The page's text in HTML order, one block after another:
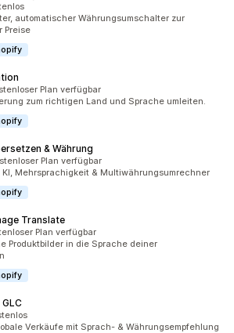
insgesamt
automatischer Währungsumschalter zur
Preise
insgesamtPlan verfügbar
zum richtigen Land und Sprache umleiten.
& Währung
insgesamtPlan verfügbar
KI, Mehrsprachigkeit & Multiwährungsumrechner
Translate
insgesamtPlan verfügbar
Produktbilder in die Sprache deiner
insgesamt
Verkäufe mit Sprach- & Währungsempfehlung